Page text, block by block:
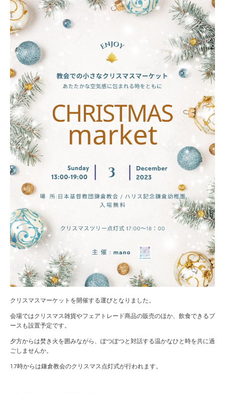
クリスマスマーケットを開催する運びとなりました。
会場ではクリスマス雑貨やフェアトレード商品の販売のほか、飲食できるブ
ースも設置予定です。
夕方からは焚き火を囲みながら、ぽつぽつと対話する温かなひと時を共に過
ごしませんか。
17時からは鎌倉教会のクリスマス点灯式が行われます。